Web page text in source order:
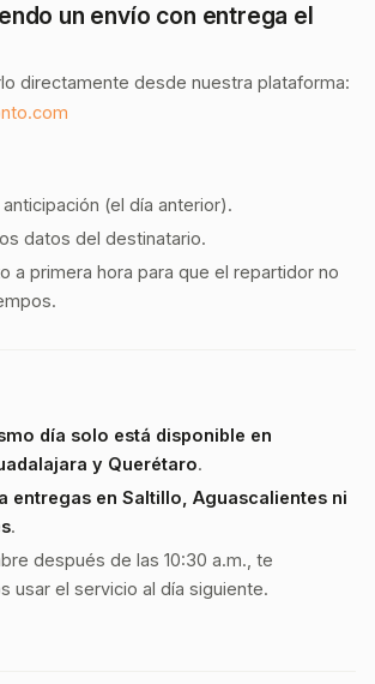
un envío con entrega el
directamente desde nuestra plataforma:
(el día anterior).
datos del destinatario.
a primera hora para que el repartidor no
día solo está disponible en
y Querétaro.
entregas en Saltillo, Aguascalientes ni
.
después de las 10:30 a.m., te
usar el servicio al día siguiente.